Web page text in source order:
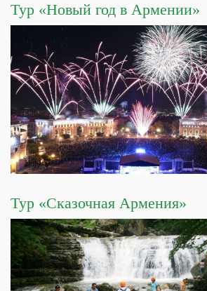
Тур «Новый год в Армении»
Тур «Сказочная Армения»